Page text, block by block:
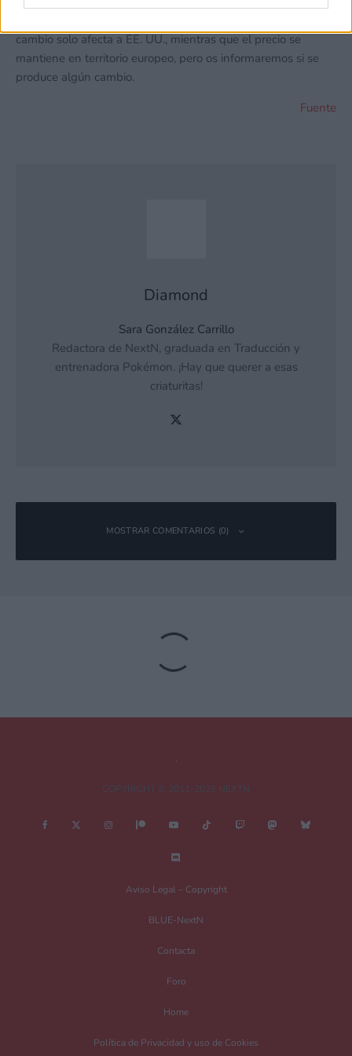
cambio solo afecta a EE. UU., mientras que el precio se
mantiene en territorio europeo, pero os informaremos si se
produce algún cambio.
Fuente
Diamond
Sara González Carrillo
Redactora de NextN, graduada en Traducción y
entrenadora Pokémon. ¡Hay que querer a esas
criaturitas!
MOSTRAR COMENTARIOS (0)
Tu dirección de correo electrónico no será publicada.
Guarda mi nombre, correo electrónico y web en este navegador para la
Aviso Legal – Copyright
BLUE-NextN
Contacta
Foro
Home
Política de Privacidad y uso de Cookies